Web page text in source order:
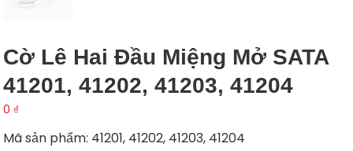
Cờ Lê Hai Đầu Miệng Mở SATA
41201, 41202, 41203, 41204
0 ₫
Mã sản phẩm: 41201, 41202, 41203, 41204